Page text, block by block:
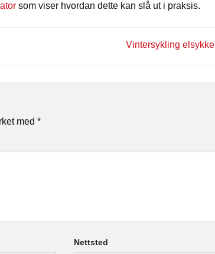
som viser hvordan dette kan slå ut i praksis.
Vintersykling elsykkel
med *
Nettsted